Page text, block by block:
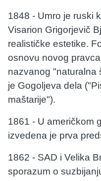
1848 - Umro je ruski
Visarion Grigorjevič
realističke estetike.
osnovu novog
nazvanog "naturalna
je Gogoljeva dela
maštarije").
1861 - U američkom
izvedena je prva
1862 - SAD i Velika
sporazum o